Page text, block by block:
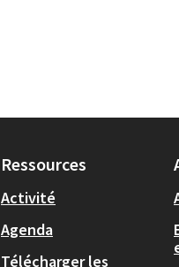
Ressources
Activité
Agenda
Télécharger les